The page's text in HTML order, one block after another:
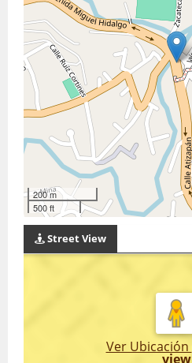
200 m
500 ft
Street View
Ver Ubicación
view